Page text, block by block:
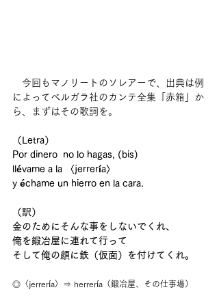
今回もマノリートのソレアーで、出典は例
によってベルガラ社のカンテ全集「赤箱」か
ら、まずはその歌詞を。
（Letra）
Por dinero  no lo hagas, (bis)
llévame a la 〈jerrería〉
y échame un hierro en la cara.
（訳）
金のためにそんな事をしないでくれ、
俺を鍛冶屋に連れて行って
そして俺の顔に鉄（仮面）を付けてくれ。
◎〈jerrería〉⇒ herrería（鍛冶屋、その仕事場）